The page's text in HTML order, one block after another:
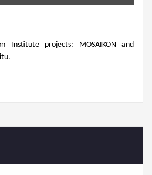
Institute projects: MOSAIKON and